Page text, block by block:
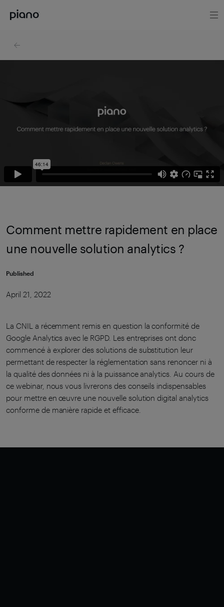
Comment mettre rapidement en place
une nouvelle solution analytics ?
Published
April 21, 2022
La CNIL a récemment remis en question la conformité de
Google Analytics avec le RGPD. Les entreprises ont donc
commencé à explorer des solutions de substitution leur
permettant de respecter la réglementation sans renoncer ni à
la qualité des données ni à la puissance analytics. Au cours de
ce webinar, nous vous livrerons des conseils indispensables
pour mettre en œuvre une nouvelle solution digital analytics
conforme de manière rapide et efficace.